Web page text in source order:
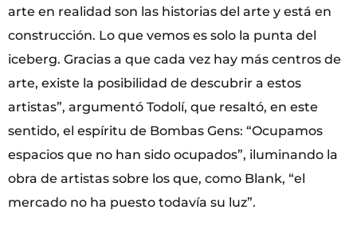
arte en realidad son las historias del arte y está en
construcción. Lo que vemos es solo la punta del
iceberg. Gracias a que cada vez hay más centros de
arte, existe la posibilidad de descubrir a estos
artistas”, argumentó Todolí, que resaltó, en este
sentido, el espíritu de Bombas Gens: “Ocupamos
espacios que no han sido ocupados”, iluminando la
obra de artistas sobre los que, como Blank, “el
mercado no ha puesto todavía su luz”.